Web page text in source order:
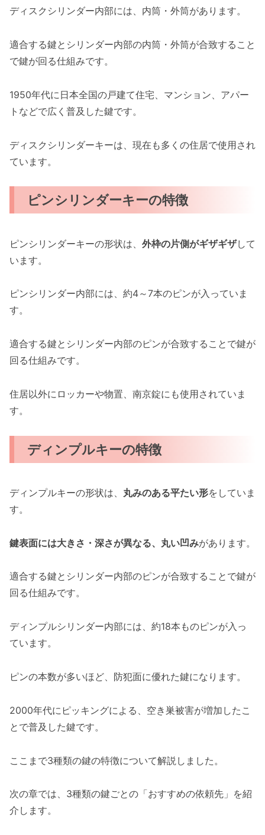
ディスクシリンダー内部には、内筒・外筒があります。
適合する鍵とシリンダー内部の内筒・外筒が合致すること
で鍵が回る仕組みです。
1950年代に日本全国の戸建て住宅、マンション、アパー
トなどで広く普及した鍵です。
ディスクシリンダーキーは、現在も多くの住居で使用され
ています。
ピンシリンダーキーの特徴
ピンシリンダーキーの形状は、 外枠の片側がギザギザして
います。
ピンシリンダー内部には、約4～7本のピンが入っていま
す。
適合する鍵とシリンダー内部のピンが合致することで鍵が
回る仕組みです。
住居以外にロッカーや物置、南京錠にも使用されていま
す。
ディンプルキーの特徴
ディンプルキーの形状は、 丸みのある平たい形をしていま
す。
鍵表面には大きさ・深さが異なる、丸い凹みがあります。
適合する鍵とシリンダー内部のピンが合致することで鍵が
回る仕組みです。
ディンプルシリンダー内部には、約18本ものピンが入っ
ています。
ピンの本数が多いほど、防犯面に優れた鍵になります。
2000年代にピッキングによる、空き巣被害が増加したこ
とで普及した鍵です。
ここまで3種類の鍵の特徴について解説しました。
次の章では、3種類の鍵ごとの「おすすめの依頼先」を紹
介します。